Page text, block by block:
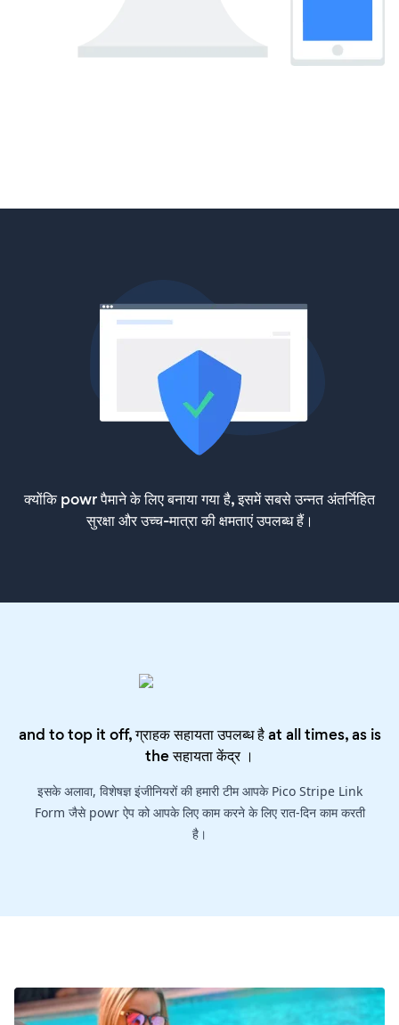
क्योंकि powr पैमाने के लिए बनाया गया है, इसमें सबसे उन्नत अंतर्निहित
सुरक्षा और उच्च-मात्रा की क्षमताएं उपलब्ध हैं।
and to top it off, ग्राहक सहायता उपलब्ध है at all times, as is
theसहायता केंद्र।
इसके अलावा, विशेषज्ञ इंजीनियरों की हमारी टीम आपके Pico Stripe Link
Form जैसे powr ऐप को आपके लिए काम करने के लिए रात-दिन काम करती
है।